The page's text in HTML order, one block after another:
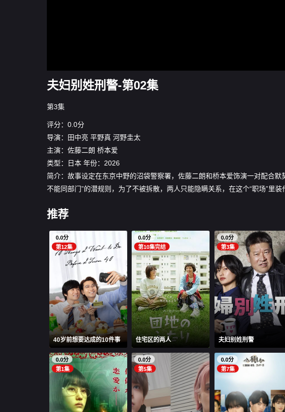
夫妇别姓刑警-第02集
第3集
评分：0.0分
导演：
田中亮 平野真 河野圭太
主演： 佐藤二朗 桥本爱
类型：
日本 年份： 2026
简介：故事设定在东京中野的沼袋警察署，佐藤二朗和桥本爱饰演一对配合
不能同部门”的潜规则，为了不被拆散，两人只能隐瞒关系，在这个“职场”里装
推荐
0.0分
第12集
40岁前想要达成的10件事
0.0分
第10集完结
住宅区的两人
0.0分
第3集
夫妇别姓刑警
0.0分
第1集
0.0分
第5集
0.0分
第7集